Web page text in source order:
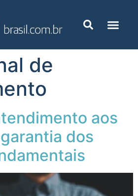
de
aos
dos